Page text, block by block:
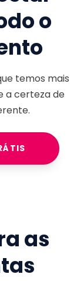
o
temos mais
a certeza de
as